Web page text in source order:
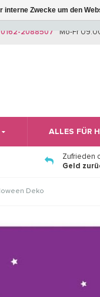
2088507 Mo-Fr
ALLES FÜR
Zufrieden
Geld
Deko
interne Zwecke um den